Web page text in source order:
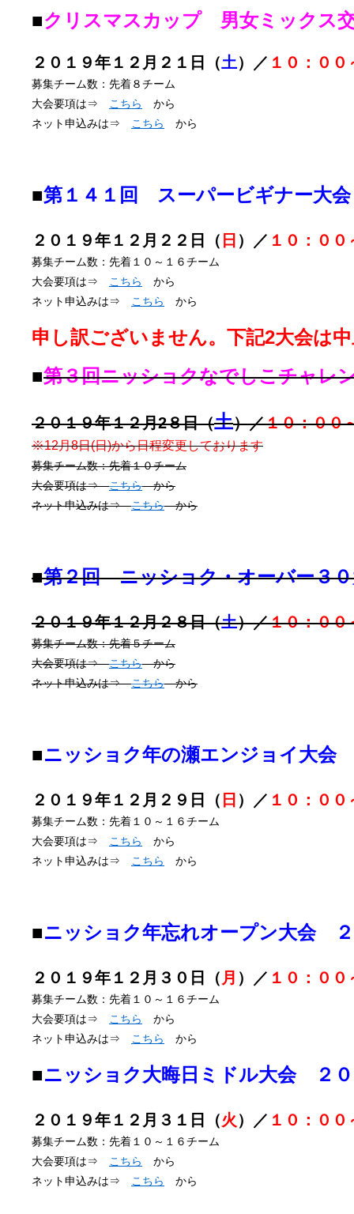
■クリスマスカップ男女ミックス
２０１９年１２月２１日（土）／ １０：００
募集チーム数：先着８チーム
大会要項は⇒
こちら
から
ネット申込みは⇒
こちら から
■第１４１回 スーパービギナー大会
２０１９年１２月２２日（ 日 ）／ １０：００
募集チーム数：先着１０～１６チーム
大会要項は⇒
こちら
から
ネット申込みは⇒
こちら から
申し訳ございません。下記2大会は
■第３回ニッショクなでしこチャレ
２０１９年１２月2８日（土）／１０：００
※12月8日(日)から日程変更しております
募集チーム数：先着１０チーム
大会要項は⇒こちらから
ネット申込みは⇒こちらから
■第２回 ニッショク・オーバー３
２０１９年１２月２８日（土）／１０：００
募集チーム数：先着５チーム
大会要項は⇒こちらから
ネット申込みは⇒こちらから
■ニッショク年の瀬エンジョイ大会
２０１９年１２月２９日（ 日 ）／ １０：００
募集チーム数：先着１０～１６チーム
大会要項は⇒
こちら
から
ネット申込みは⇒
こちら から
■ニッショク年忘れオープン大会
２０１９年１２月３０日（ 月 ）／ １０：００
募集チーム数：先着１０～１６チーム
大会要項は⇒
こちら
から
ネット申込みは⇒
こちら から
■ニッショク大晦日ミドル大会 ２
２０１９年１２月３１日（火 ）／ １０：００
募集チーム数：先着１０～１６チーム
大会要項は⇒
こちら
から
ネット申込みは⇒
こちら から